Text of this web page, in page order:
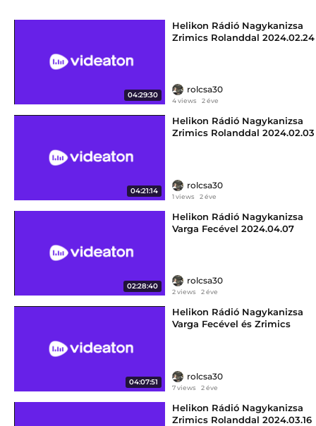
04:29:30
Helikon Rádió Nagykanizsa
Zrimics Rolanddal 2024.02.24
rolcsa30
4 views 2 éve
04:21:14
Helikon Rádió Nagykanizsa
Zrimics Rolanddal 2024.02.03
rolcsa30
1 views 2 éve
02:28:40
Helikon Rádió Nagykanizsa
Varga Fecével 2024.04.07
rolcsa30
2 views 2 éve
04:07:51
Helikon Rádió Nagykanizsa
Varga Fecével és Zrimics
rolcsa30
7 views 2 éve
Helikon Rádió Nagykanizsa
Zrimics Rolanddal 2024.03.16